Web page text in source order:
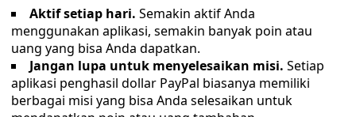
Aktif setiap hari. Semakin aktif Anda
menggunakan aplikasi, semakin banyak poin atau
uang yang bisa Anda dapatkan.
Jangan lupa untuk menyelesaikan misi. Setiap
aplikasi penghasil dollar PayPal biasanya memiliki
berbagai misi yang bisa Anda selesaikan untuk